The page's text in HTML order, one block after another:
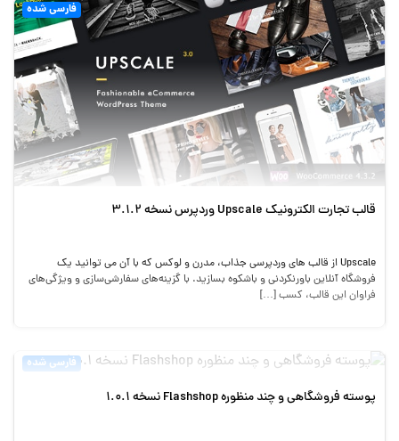
فارسی شده
قالب تجارت الکترونیک Upscale وردپرس نسخه 3.1.2
Upscale از قالب های وردپرسی جذاب، مدرن و لوکس که با آن می توانید یک
فروشگاه آنلاین باورنکردنی و باشکوه بسازید. با گزینه‌های سفارشی‌سازی و ویژگی‌های
فراوان این قالب، کسب […]
فارسی شده
پوسته فروشگاهی و چند منظوره Flashshop نسخه 1.0.1